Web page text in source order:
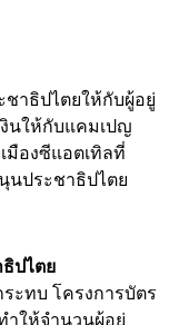
าธิปไตยให้กับผู้อยู่
นให้กับแคมเปญ
มืองซีแอตเทิลที่
นประชาธิปไตย
ปไตย
ะทบ โครงการบัตร
ให้จำนวนผู้อยู่